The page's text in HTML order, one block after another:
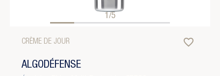
1/5
CRÈME DE JOUR favorite_border
ALGODÉFENSE